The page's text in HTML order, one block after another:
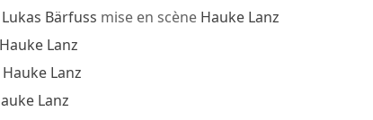
Lukas Bärfuss mise en scène Hauke Lanz
Hauke Lanz
Hauke Lanz
Lanz